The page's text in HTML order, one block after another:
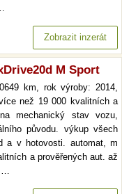
Zobrazit inzerát
M Sport
km, rok výroby: 2014,
než 19 000 kvalitních a
mechanický stav vozu,
původu. výkup všech
a v hotovosti. automat, m
a prověřených aut. až